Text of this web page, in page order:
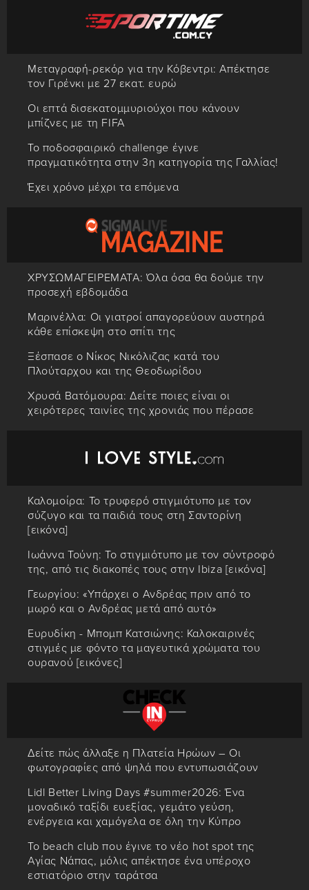
Μεταγραφή-ρεκόρ για την Κόβεντρι: Απέκτησε
τον Γιρένκι με 27 εκατ. ευρώ
Οι επτά δισεκατομμυριούχοι που κάνουν
μπίζνες με τη FIFA
Το ποδοσφαιρικό challenge έγινε
πραγματικότητα στην 3η κατηγορία της Γαλλίας!
Έχει χρόνο μέχρι τα επόμενα
ΧΡΥΣΩΜΑΓΕΙΡΕΜΑΤΑ: Όλα όσα θα δούμε την
προσεχή εβδομάδα
Μαρινέλλα: Οι γιατροί απαγορεύουν αυστηρά
κάθε επίσκεψη στο σπίτι της
Ξέσπασε ο Νίκος Νικόλιζας κατά του
Πλούταρχου και της Θεοδωρίδου
Χρυσά Βατόμουρα: Δείτε ποιες είναι οι
χειρότερες ταινίες της χρονιάς που πέρασε
Καλομοίρα: Το τρυφερό στιγμιότυπο με τον
σύζυγο και τα παιδιά τους στη Σαντορίνη
[εικόνα]
Ιωάννα Τούνη: Το στιγμιότυπο με τον σύντροφό
της, από τις διακοπές τους στην Ibiza [εικόνα]
Γεωργίου: «Υπάρχει ο Ανδρέας πριν από το
μωρό και ο Ανδρέας μετά από αυτό»
Ευρυδίκη - Μπομπ Κατσιώνης: Καλοκαιρινές
στιγμές με φόντο τα μαγευτικά χρώματα του
ουρανού [εικόνες]
Δείτε πώς άλλαξε η Πλατεία Ηρώων – Οι
φωτογραφίες από ψηλά που εντυπωσιάζουν
Lidl Better Living Days #summer2026: Ένα
μοναδικό ταξίδι ευεξίας, γεμάτο γεύση,
ενέργεια και χαμόγελα σε όλη την Κύπρο
Το beach club που έγινε το νέο hot spot της
Αγίας Νάπας, μόλις απέκτησε ένα υπέροχο
εστιατόριο στην ταράτσα